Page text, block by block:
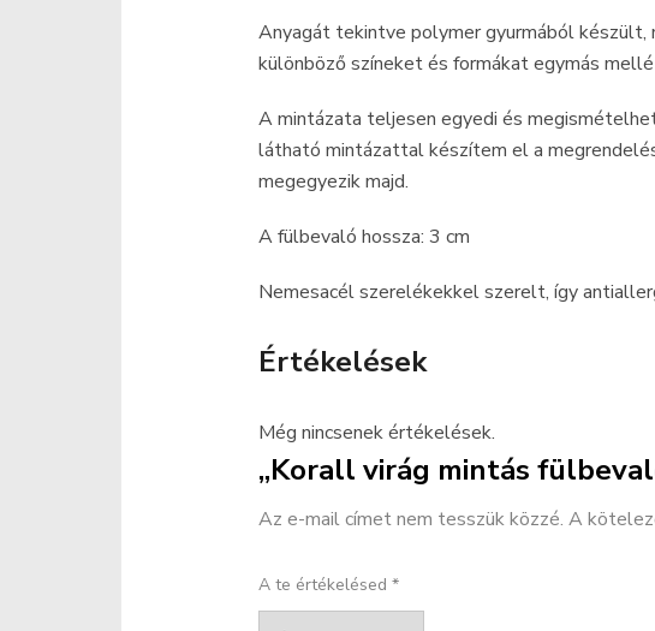
Anyagát tekintve polymer gyurmából készült,
különböző színeket és formákat egymás
A mintázata teljesen egyedi és
látható mintázattal készítem el a
megegyezik majd.
A fülbevaló hossza: 3 cm
Nemesacél szerelékekkel szerelt, így
Értékelések
Még nincsenek értékelések.
„Korall virág mintás
Az e-mail címet nem tesszük közzé. A
A te értékelésed*